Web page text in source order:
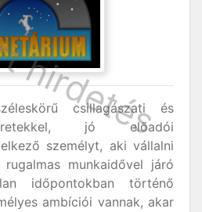
csillagászati és
jó előadói
személyt, aki vállalni
munkaidővel járó
időpontokban történő
ambíciói vannak, akar